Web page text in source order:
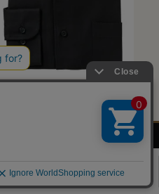
シャツの
基礎知識
【メンズ・ドレスシャツ・ワイシャツ】
ナチュラルフィット・オックスフォー
ド・イタリアンカラー・ワイドカラ